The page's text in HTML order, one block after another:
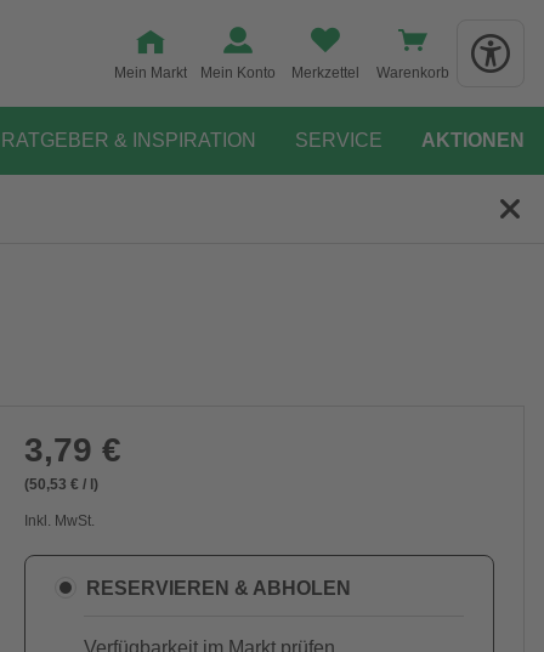
Mein Markt Mein Konto Merkzettel Warenkorb
RATGEBER & INSPIRATION SERVICE AKTIONEN
3,79 €
(50,53 € / l)
Inkl. MwSt.
RESERVIEREN & ABHOLEN
Verfügbarkeit im Markt prüfen